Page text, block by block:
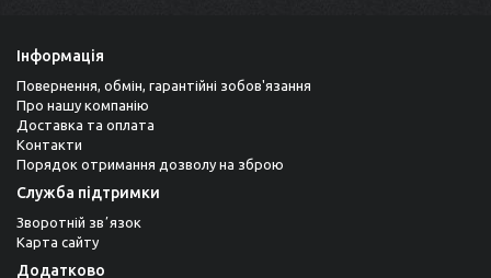
Інформація
Повернення, обмін, гарантійні зобов'язання
Про нашу компанію
Доставка та оплата
Контакти
Порядок отримання дозволу на зброю
Служба підтримки
Зворотній звʼязок
Карта сайту
Додатково